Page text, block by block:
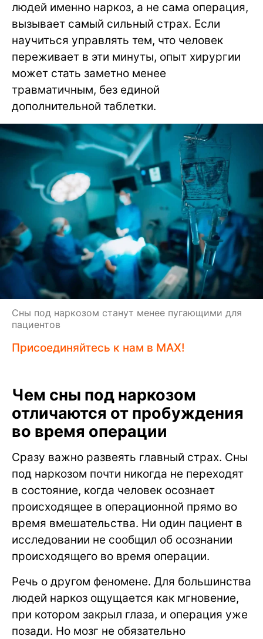
людей именно наркоз, а не сама операция,
вызывает самый сильный страх. Если
научиться управлять тем, что человек
переживает в эти минуты, опыт хирургии
может стать заметно менее
травматичным, без единой
дополнительной таблетки.
Сны под наркозом станут менее пугающими для
пациентов
Присоединяйтесь к нам в MAX!
Чем сны под наркозом
отличаются от пробуждения
во время операции
Сразу важно развеять главный страх. Сны
под наркозом почти никогда не переходят
в состояние, когда человек осознает
происходящее в операционной прямо во
время вмешательства. Ни один пациент в
исследовании не сообщил об осознании
происходящего во время операции.
Речь о другом феномене. Для большинства
людей наркоз ощущается как мгновение,
при котором закрыл глаза, и операция уже
позади. Но мозг не обязательно